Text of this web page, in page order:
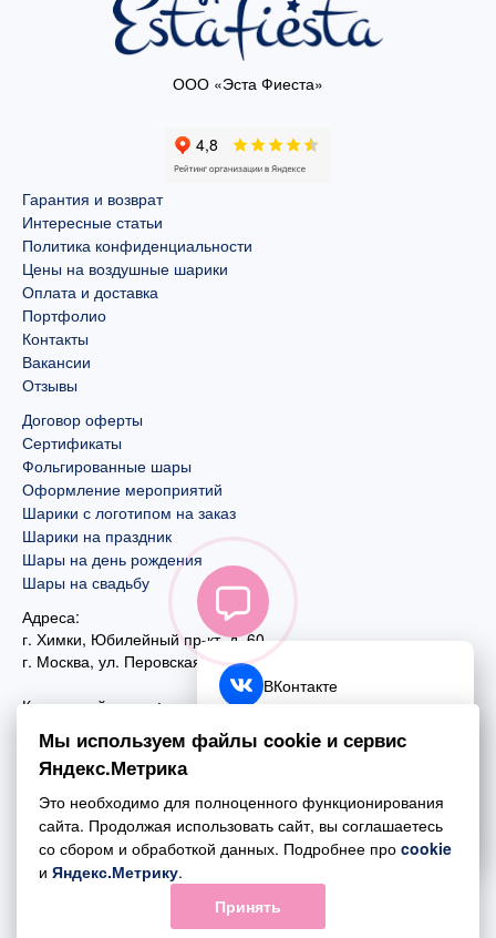
ООО «Эста Фиеста»
Гарантия и возврат
Интересные статьи
Политика конфиденциальности
Цены на воздушные шарики
Оплата и доставка
Портфолио
Контакты
Вакансии
Отзывы
Договор оферты
Сертификаты
Фольгированные шары
Оформление мероприятий
Шарики с логотипом на заказ
Шарики на праздник
Шары на день рождения
Шары на свадьбу
Адреса:
г. Химки, Юбилейный пр-кт, д. 60
г. Москва, ул. Перовская, д. 59
Контактный номер:
+7 (495) 970-44-75
Почта:
mail@esta-fiesta.ru
Режим работы интернет-магазина:
ПН-ВС с 09:00 до 21:00
ВКонтакте
Telegram
Обратный звонок
Мы используем файлы cookie и сервис
Яндекс.Метрика
Это необходимо для полноценного функционирования
сайта. Продолжая использовать сайт, вы соглашаетесь
со сбором и обработкой данных. Подробнее про cookie
и Яндекс.Метрику.
Принять